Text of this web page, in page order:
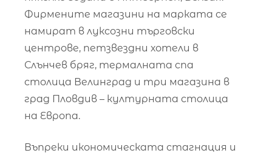
Фирмените магазини на марката се
намират в луксозни търговски
центрове, петзвездни хотели в
Слънчев бряг, термалната спа
столица Велинград и три магазина в
град Пловдив – културната столица
на Европа.
Въпреки икономическата стагнация и